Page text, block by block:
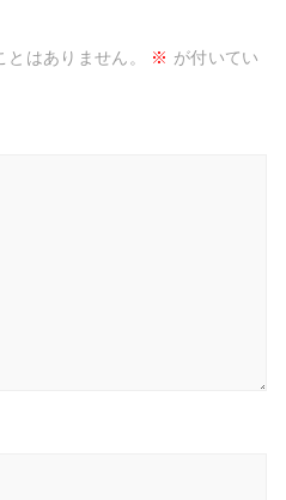
はありません。 ※ が付いてい